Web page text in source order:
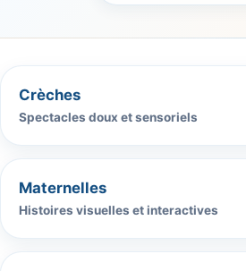
Crèches
Spectacles doux et sensoriels
Maternelles
Histoires visuelles et interactives